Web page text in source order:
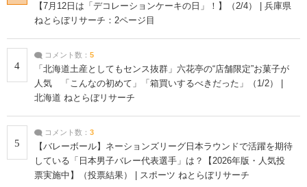
【7月12日は「デコレーションケーキの日」！】（2/4） | 兵庫県
ねとらぼリサーチ：2ページ目
4
コメント数： 5
「北海道土産としてもセンス抜群」六花亭の“店舗限定”お菓子が
人気 「こんなの初めて」「箱買いするべきだった」（1/2） |
北海道 ねとらぼリサーチ
5
コメント数： 3
【バレーボール】ネーションズリーグ日本ラウンドで活躍を期待
している「日本男子バレー代表選手」は？【2026年版・人気投
票実施中】（投票結果） | スポーツ ねとらぼリサーチ